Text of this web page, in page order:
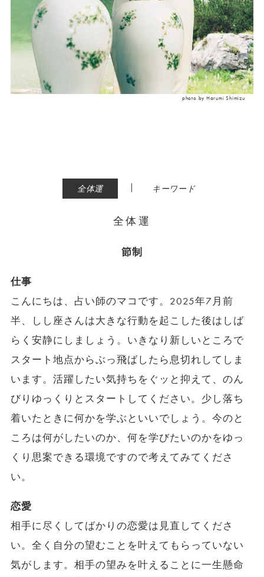
photo by Harumi Shimizu
全体運 | キーワード
全体運
節制
仕事
こんにちは、占い師のマコです。2025年7月前
半、しし座さんは大きな行動を起こした後はしば
らく安静にしましょう。いきなり新しいところで
スタート地点からぶっ飛ばしたら息切れしてしま
います。活躍したい気持ちをぐッと抑えて、のん
びりゆっくりとスタートしてください。少し落ち
着いたときに何かを学ぶといいでしょう。今のと
ころは何がしたいのか、何を学びたいのかをゆっ
くり思案できる環境ですので考えてみてくださ
い。
恋愛
相手に尽くしてばかりの恋愛は見直してくださ
い。全く自分の望むことを叶えてもらっていない
気がします。相手の望みを叶えることに一生懸命